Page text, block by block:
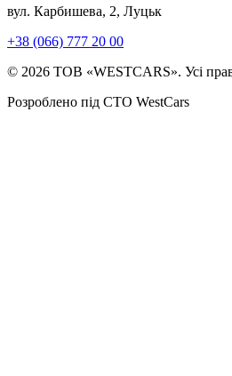
вул. Карбишева, 2, Луцьк
+38 (066) 777 20 00
© 2026 ТОВ «WESTCARS». Усі
Розроблено під СТО WestCars